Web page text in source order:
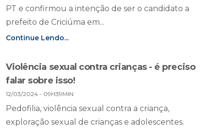
PT e confirmou a intenção de ser o candidato a
prefeito de Criciúma em...
Continue Lendo...
Violência sexual contra crianças - é preciso
falar sobre isso!
12/03/2024 - 09H39MIN
Pedofilia, violência sexual contra a criança,
exploração sexual de crianças e adolescentes.